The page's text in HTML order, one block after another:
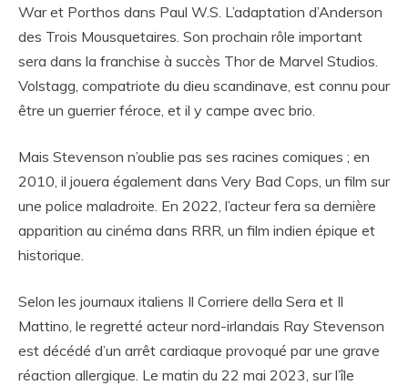
War et Porthos dans Paul W.S. L’adaptation d’Anderson
des Trois Mousquetaires. Son prochain rôle important
sera dans la franchise à succès Thor de Marvel Studios.
Volstagg, compatriote du dieu scandinave, est connu pour
être un guerrier féroce, et il y campe avec brio.
Mais Stevenson n’oublie pas ses racines comiques ; en
2010, il jouera également dans Very Bad Cops, un film sur
une police maladroite. En 2022, l’acteur fera sa dernière
apparition au cinéma dans RRR, un film indien épique et
historique.
Selon les journaux italiens Il Corriere della Sera et Il
Mattino, le regretté acteur nord-irlandais Ray Stevenson
est décédé d’un arrêt cardiaque provoqué par une grave
réaction allergique. Le matin du 22 mai 2023, sur l’île